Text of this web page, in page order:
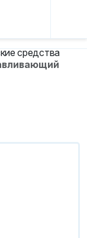
средства